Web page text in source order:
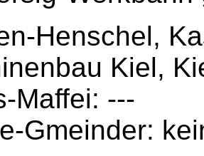
Henschel,
Kiel,
Maffei: ---
Gmeinder: